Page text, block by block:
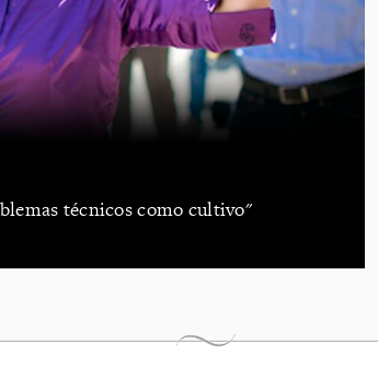
técnicos como cultivo"